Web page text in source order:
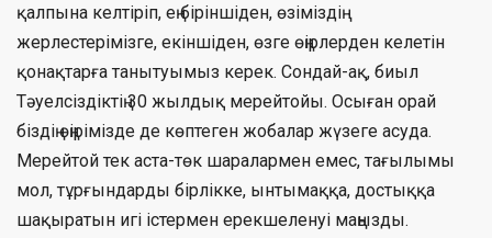
қалпына келтіріп, ең біріншіден, өзіміздің
жерлестерімізге, екіншіден, өзге өңірлерден келетін
қонақтарға танытуымыз керек. Сондай-ақ, биыл
Тәуелсіздіктің 30 жылдық мерейтойы. Осыған орай
біздің өңірімізде де көптеген жобалар жүзеге асуда.
Мерейтой тек аста-төк шаралармен емес, тағылымы
мол, тұрғындарды бірлікке, ынтымаққа, достыққа
шақыратын игі істермен ерекшеленуі маңызды.